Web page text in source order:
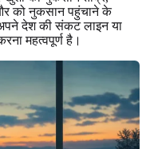
को नुकसान पहुंचाने के
देश की संकट लाइन या
महत्वपूर्ण है।